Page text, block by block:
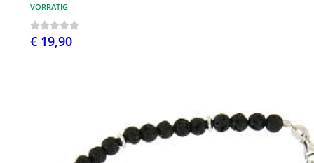
VORRÄTIG
€ 19,90